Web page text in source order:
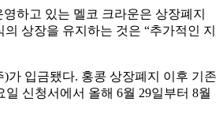
하고 있는 멜코 크라운은 상장폐지
상장을 유지하는 것은 “추가적인 지
)가 입금됐다. 홍콩 상장폐지 이후 기존
신청서에서 올해 6월 29일부터 8월